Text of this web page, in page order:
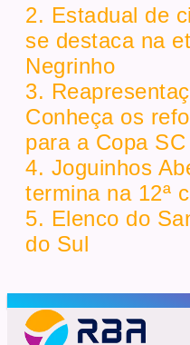
2. Estadual de
se destaca na
Negrinho
3.
Conheça os
para a Copa SC
4. Joguinhos
termina na 12ª
5. Elenco do
do Sul